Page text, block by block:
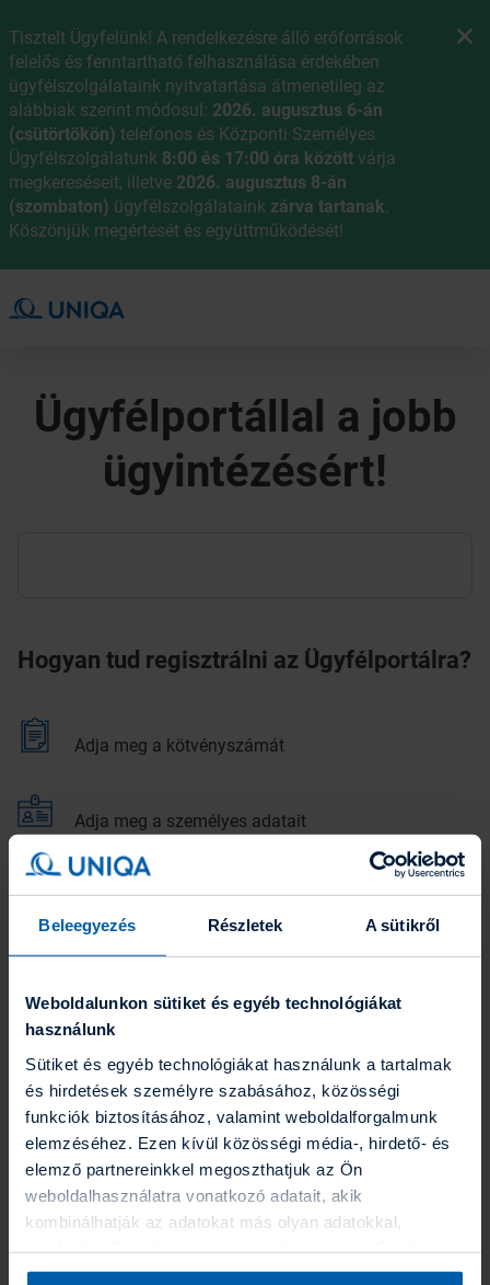
Beleegyezés Részletek A sütikről
Weboldalunkon sütiket és egyéb technológiákat
használunk
Sütiket és egyéb technológiákat használunk a tartalmak
és hirdetések személyre szabásához, közösségi
funkciók biztosításához, valamint weboldalforgalmunk
elemzéséhez. Ezen kívül közösségi média-, hirdető- és
elemző partnereinkkel megoszthatjuk az Ön
weboldalhasználatra vonatkozó adatait, akik
kombinálhatják az adatokat más olyan adatokkal,
használt más szolgáltatásokból gyűjtöttek. A “Részletek
Tisztelt Ügyfelünk! A rendelkezésre álló erőforrások
felelős és fenntartható felhasználása érdekében
ügyfélszolgálataink nyitvatartása átmenetileg az
alábbiak szerint módosul: 2026. augusztus 6-án
(csütörtökön) telefonos és Központi Személyes
Ügyfélszolgálatunk 8:00 és 17:00 óra között várja
megkereséseit, illetve 2026. augusztus 8-án
(szombaton) ügyfélszolgálataink zárva tartanak.
Köszönjük megértését és együttműködését!
Online ügyintézés -
Ügyfélportállal a jobb
ügyintézésért!
Hogyan tud regisztrálni az Ügyfélportálra?
Adja meg a kötvényszámát
Adja meg a személyes adatait
Erősítse meg az email címét
Regisztrálok
Miért érdemes az UNIQA
Ügyfélportált használni?
Dokumentumok kezelése